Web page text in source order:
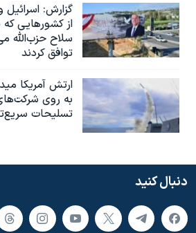
گزارش‌: اسرائيل
از کشورهایی که
سلاح حزب‌الله
توافق کردند
ارتش آمریکا
به روی
تسلیحات
دنبال کنید